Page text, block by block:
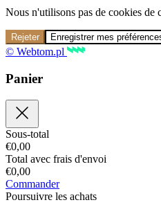
Nous n'utilisons pas de cookies de
Rejeter Enregistrer mes
© Webtom.pl
Panier
Sous-total
€0,00
Total avec frais d'envoi
€0,00
Commander
Poursuivre les achats